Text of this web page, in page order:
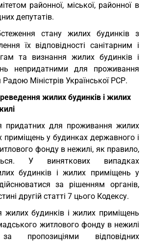
районної, міської, районної в
депутатів.
стану жилих будинків з
їх відповідності санітарним і
та визнання жилих будинків і
непридатними для проживання
Міністрів Української РСР.
жилих будинків і жилих
придатних для проживання жилих
приміщень у будинках державного і
фонду в нежилі, як правило,
У виняткових випадках
будинків і жилих приміщень у
за рішенням органів,
другій статті 7 цього Кодексу.
жилих будинків і жилих приміщень
житлового фонду в нежилі
пропозиціями відповідних